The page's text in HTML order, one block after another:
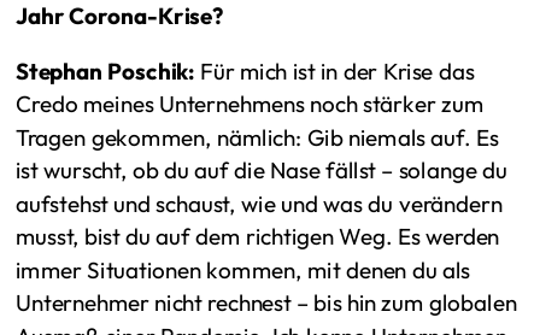
Jahr Corona-Krise?
Stephan Poschik: Für mich ist in der Krise das
Credo meines Unternehmens noch stärker zum
Tragen gekommen, nämlich: Gib niemals auf. Es
ist wurscht, ob du auf die Nase fällst – solange du
aufstehst und schaust, wie und was du verändern
musst, bist du auf dem richtigen Weg. Es werden
immer Situationen kommen, mit denen du als
Unternehmer nicht rechnest – bis hin zum globalen